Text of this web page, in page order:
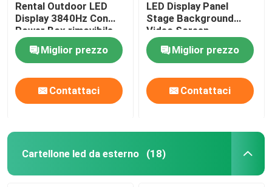
Rental Outdoor LED
Display 3840Hz Con
Power Box rimovibile
Miglior prezzo
Contattaci
LED Display Panel
Stage Background
Video Screen
Miglior prezzo
Contattaci
Cartellone led da esterno (18)